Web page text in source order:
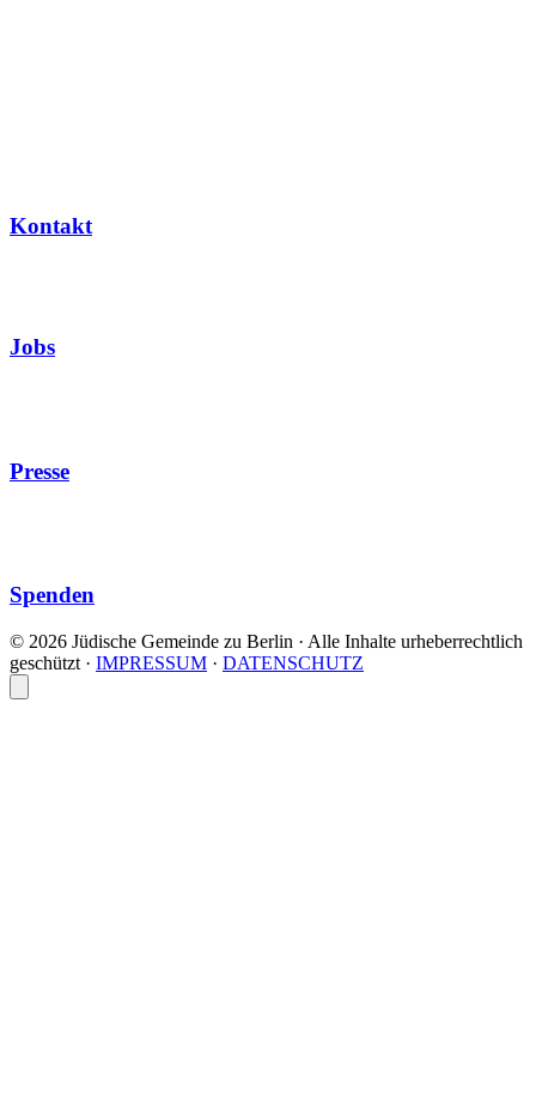
Kontakt
Jobs
Presse
Spenden
© 2026 Jüdische Gemeinde zu Berlin · Alle Inhalte urheberrechtlich
geschützt · IMPRESSUM · DATENSCHUTZ